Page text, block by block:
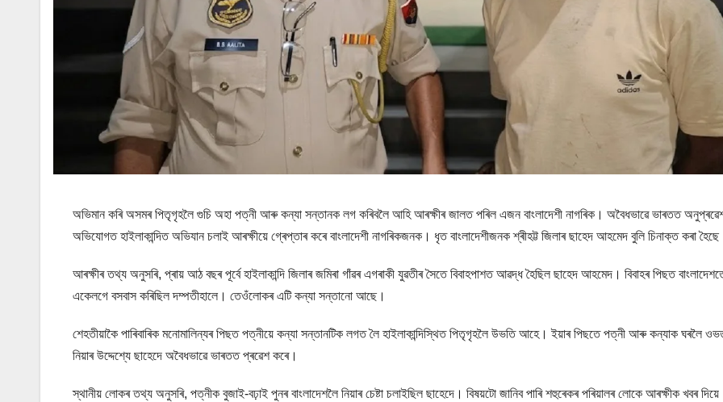
অভিমান কৰি অসমৰ পিতৃগৃহলৈ গুচি অহা পত্নী আৰু কন্যা সন্তানক লগ কৰিবলৈ আহি আৰক্ষীৰ জালত পৰিল এজন বাংলাদেশী নাগৰিক। অবৈধভাৱে ভাৰতত
অভিযোগত হাইলাকান্দিত অভিযান চলাই আৰক্ষীয়ে গ্ৰেপ্তাৰ কৰে বাংলাদেশী নাগৰিকজনক। ধৃত বাংলাদেশীজনক শ্ৰীহট্ট জিলাৰ ছাহেদ আহমেদ বুলি চিনাক্ত কৰা
আৰক্ষীৰ তথ্য অনুসৰি, প্ৰায় আঠ বছৰ পূৰ্বে হাইলাকান্দি জিলাৰ জমিৰা গাঁৱৰ এগৰাকী যুৱতীৰ সৈতে বিবাহপাশত আৱদ্ধ হৈছিল ছাহেদ আহমেদ। বিবাহৰ পিছত
একেলগে বসবাস কৰিছিল দম্পতীহালে। তেওঁলোকৰ এটি কন্যা সন্তানো আছে।
শেহতীয়াকৈ পাৰিবাৰিক মনোমালিন্যৰ পিছত পত্নীয়ে কন্যা সন্তানটিক লগত লৈ হাইলাকান্দিস্থিত পিতৃগৃহলৈ উভতি আহে। ইয়াৰ পিছতে পত্নী আৰু কন্যাক ঘৰলৈ
নিয়াৰ উদ্দেশ্যে ছাহেদে অবৈধভাৱে ভাৰতত প্ৰৱেশ কৰে।
স্থানীয় লোকৰ তথ্য অনুসৰি, পত্নীক বুজাই-বঢ়াই পুনৰ বাংলাদেশলৈ নিয়াৰ চেষ্টা চলাইছিল ছাহেদে। বিষয়টো জানিব পাৰি শহুৰেকৰ পৰিয়ালৰ লোকে আৰক্ষীক খবৰ